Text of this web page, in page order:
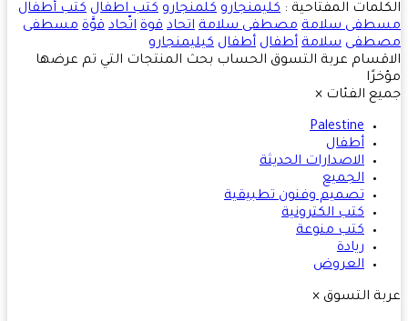
المفتاحية :كليمنجارو كلمنجارو كتب اطفال كتب أطفال
سلامة مصطفى سلامة اتحاد قوة اتّحاد قوَّة مسطفى
سلامة أطفال أطفال كيليمنجارو
عربة التسوق الحساب بحث المنتجات التي تم عرضها
الفئات ×
Palestine
أطفال
الاصدارات الحديثة
الجميع
تصميم وفنون تطبيقية
كتب الكترونية
كتب منوعة
ريادة
العروض
التسوق ×